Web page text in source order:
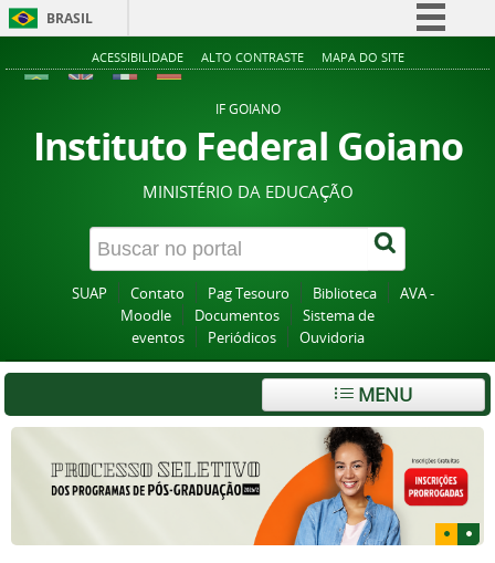
BRASIL
Simplifique!
Acesso à informação
Legislação
Canais
ACESSIBILIDADE ALTO CONTRASTE MAPA DO SITE
IF GOIANO
Instituto Federal Goiano
MINISTÉRIO DA EDUCAÇÃO
SUAP Contato Pag Tesouro Biblioteca
AVA -
Moodle
Documentos
Sistema de
eventos
Periódicos Ouvidoria
MENU